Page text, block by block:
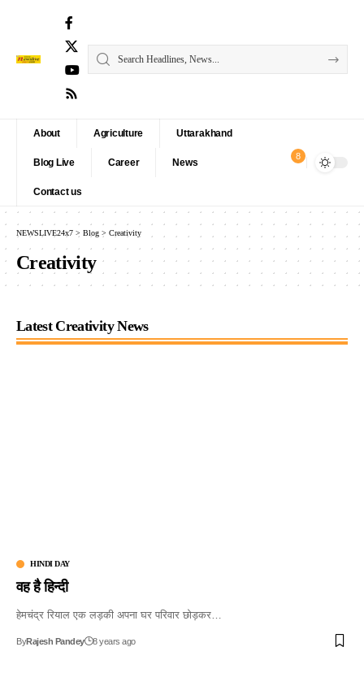
About Agriculture Uttarakhand
Blog Live Career News
Contact us
8
NEWSLIVE24x7 > Blog > Creativity
Creativity
Latest Creativity News
HINDI DAY
वह है हिन्दी
हेमचंद्र रियाल एक लड़की अपना घर परिवार छोड़कर…
ByRajesh Pandey 8 years ago